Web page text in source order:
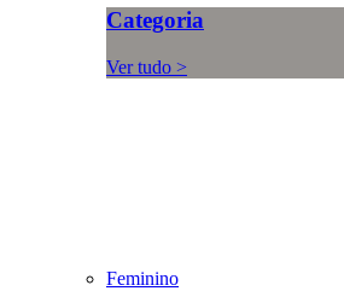
Categoria
Ver tudo >
Feminino